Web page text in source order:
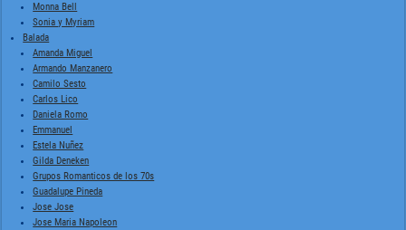
Monna Bell
Sonia y Myriam
Balada
Amanda Miguel
Armando Manzanero
Camilo Sesto
Carlos Lico
Daniela Romo
Emmanuel
Estela Nuñez
Gilda Deneken
Grupos Romanticos de los 70s
Guadalupe Pineda
Jose Jose
Jose Maria Napoleon